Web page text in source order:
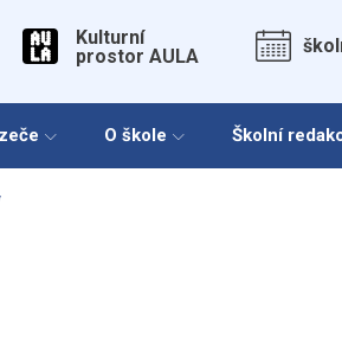
Kulturní
prostor AULA
O škole Školní